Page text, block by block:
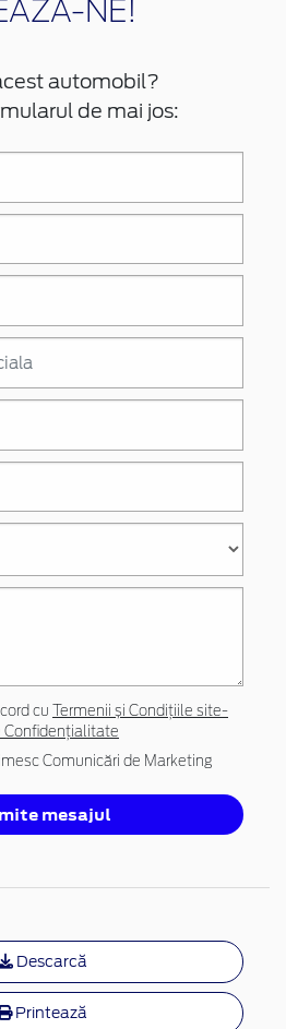
NE!
automobil?
de mai jos:
cu
Termenii și Condițiile site-
Confidențialitate
Comunicări de Marketing
mesajul
Descarcă
Printează